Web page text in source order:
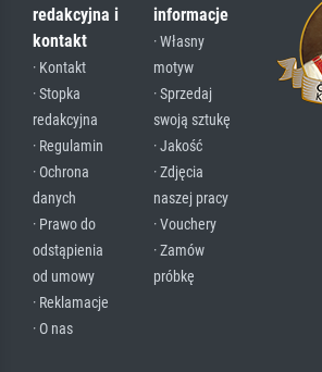
redakcyjna i
kontakt
· Kontakt
· Stopka
redakcyjna
· Regulamin
· Ochrona
danych
· Prawo do
odstąpienia
od umowy
· Reklamacje
· O nas
informacje
· Własny
motyw
· Sprzedaj
swoją sztukę
· Jakość
· Zdjęcia
naszej pracy
· Vouchery
· Zamów
próbkę